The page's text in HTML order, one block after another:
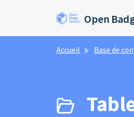
Open
Accueil Base de connaissances